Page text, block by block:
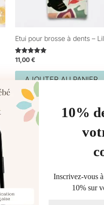
Gérer le
expériences, nous utilisons
10%
Inscrivez-vous
10% sur
Etui pour brosse à dents –
Note
5.00
sur 5
11,00€
AJOUTER AU PANIER